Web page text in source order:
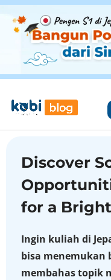
Discover
for a
Ingin kuliah di
bisa menemukan
membahas topik